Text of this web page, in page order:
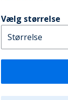
Vælg størrelse